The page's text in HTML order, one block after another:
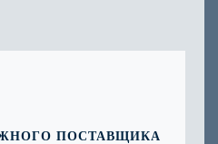
ПОСТАВЩИКА